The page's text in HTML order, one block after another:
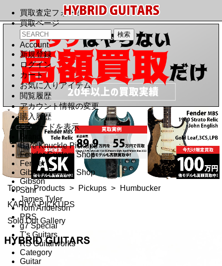
買取査定フォーム
買取ページ
Account
新規登録
ログイン
カート
お気に入りアイテム
閲覧履歴
アカウント情報の変更
購入履歴
QRコードを表示
Brand
Bare Knuckle Pickups
Fender Custom Shop
Fender
Gibson Custom Shop
Gibson
Suhr
James Tyler
Tom Anderson
PRS
g7 Special
T's Guitars
RS Guitarworks
Category
Guitar
Top > Products > Pickups >
Humbucker
KARIYA-PICKUPS
Sold Out Gallery